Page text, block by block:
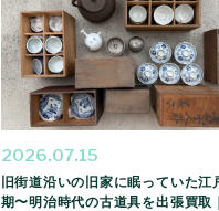
2026.07.15
旧街道沿いの旧家に眠っていた江
期〜明治時代の古道具を出張買取